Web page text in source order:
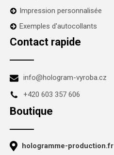
Impression personnalisée
Exemples d'autocollants
Contact rapide
info@hologram-vyroba.cz
+420 603 357 606
Boutique
hologramme-production.fr